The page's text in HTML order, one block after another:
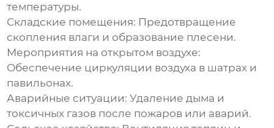
температуры.
Складские помещения: Предотвращение
скопления влаги и образование плесени.
Мероприятия на открытом воздухе:
Обеспечение циркуляции воздуха в шатрах и
павильонах.
Аварийные ситуации: Удаление дыма и
токсичных газов после пожаров или аварий.